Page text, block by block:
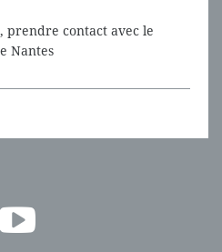
prendre contact avec le
Nantes